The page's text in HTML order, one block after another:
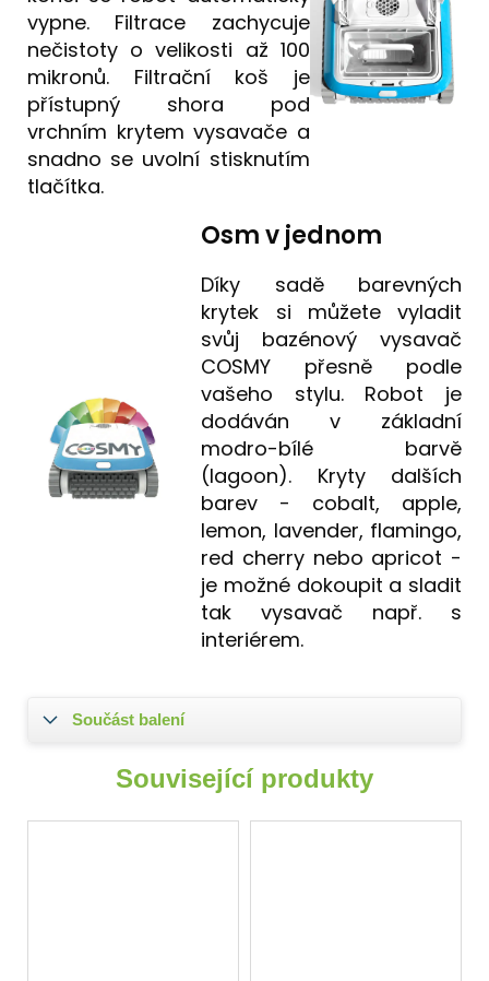
vypne. Filtrace zachycuje
nečistoty o velikosti až 100
mikronů. Filtrační koš je
přístupný shora pod
vrchním krytem vysavače a
snadno se uvolní stisknutím
tlačítka.
Osm v jednom
Díky sadě barevných
krytek si můžete vyladit
svůj bazénový vysavač
COSMY přesně podle
vašeho stylu. Robot je
dodáván v základní
modro-bílé barvě
(lagoon). Kryty dalších
barev - cobalt, apple,
lemon, lavender, flamingo,
red cherry nebo apricot -
je možné dokoupit a sladit
tak vysavač např. s
interiérem.
Součást balení
Související produkty